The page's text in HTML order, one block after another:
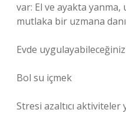
var: El ve ayakta
mutlaka bir uzmana
Evde
Bol su içmek
Stresi azaltıcı